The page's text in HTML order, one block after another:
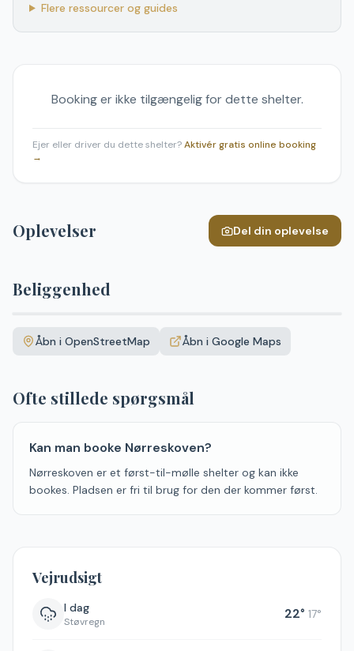
Flere ressourcer og guides
Booking er ikke tilgængelig for dette shelter.
Ejer eller driver du dette shelter?Aktivér gratis online booking
→
Oplevelser Del din oplevelse
Beliggenhed
+Åbn i OpenStreetMap Åbn i Google Maps
Ofte stillede spørgsmål
Kan man booke Nørreskoven?
Nørreskoven er et først-til-mølle shelter og kan ikke
bookes. Pladsen er fri til brug for den der kommer først.
Vejrudsigt
I dag
Støvregn 22° 17°